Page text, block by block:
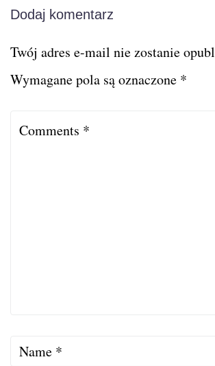
Dodaj komentarz
Twój adres e-mail nie zostanie
Wymagane pola są oznaczone *